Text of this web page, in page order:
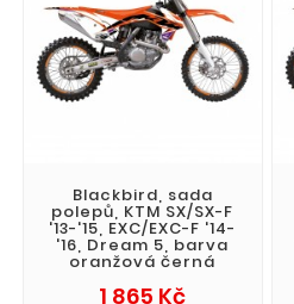
Blackbird, sada
polepů, KTM SX/SX-F
'13-'15, EXC/EXC-F '14-
'16, Dream 5, barva
oranžová černá
1 865 KčCena